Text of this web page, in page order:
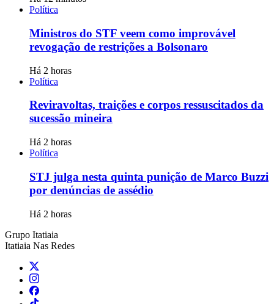
Política
Ministros do STF veem como improvável
revogação de restrições a Bolsonaro
Há 2 horas
Política
Reviravoltas, traições e corpos ressuscitados da
sucessão mineira
Há 2 horas
Política
STJ julga nesta quinta punição de Marco Buzzi
por denúncias de assédio
Há 2 horas
Grupo Itatiaia
Itatiaia Nas Redes